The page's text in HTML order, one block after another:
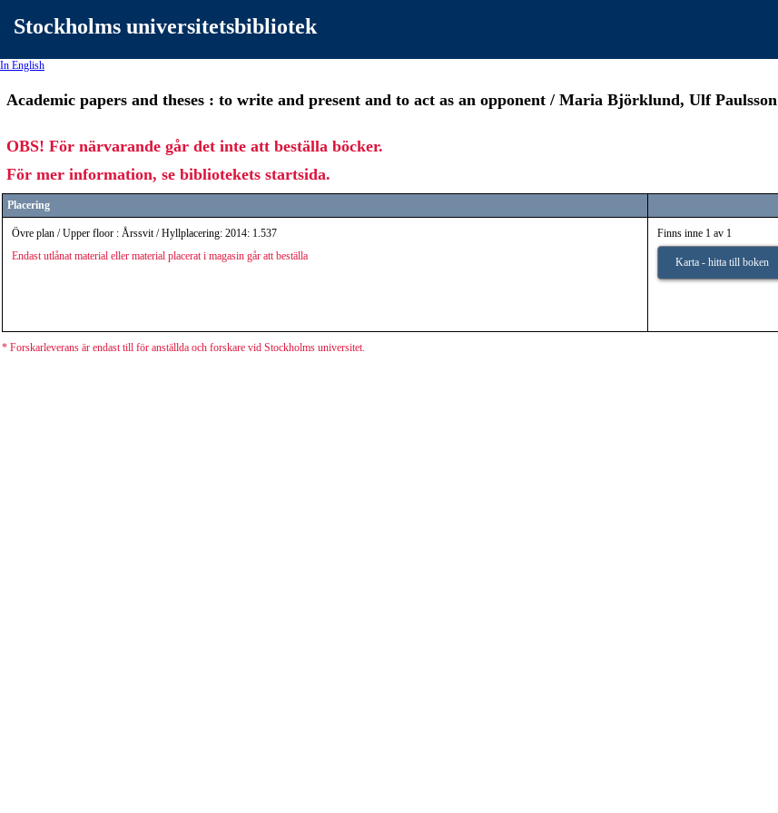
Stockholms universitetsbibliotek
In English
Academic papers and theses : to write and present and to act as an opponent / Maria Björklund, Ulf Paulsson
OBS! För närvarande går det inte att beställa böcker.
För mer information, se bibliotekets startsida.
Placering
Övre plan / Upper floor : Årssvit / Hyllplacering: 2014: 1.537
Endast utlånat material eller material placerat i magasin går att beställa
Finns inne 1 av 1
Karta - hitta till boken
* Forskarleverans är endast till för anställda och forskare vid Stockholms universitet.